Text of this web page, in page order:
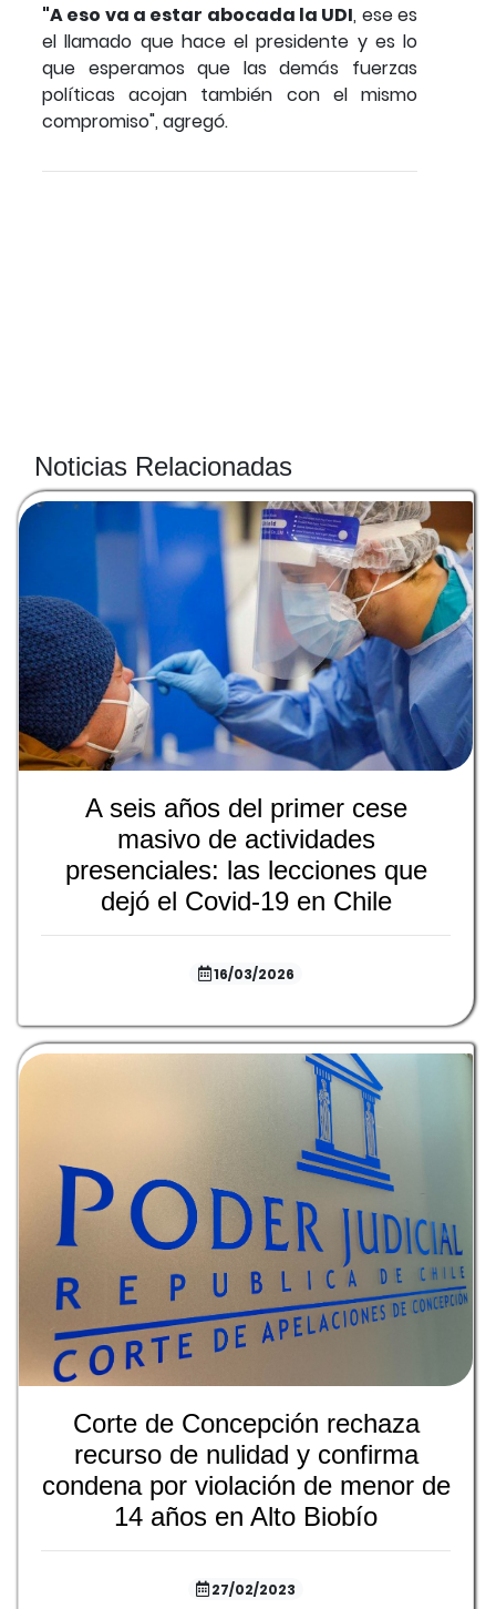
"A eso va a estar abocada la UDI, ese es
el llamado que hace el presidente y es lo
que esperamos que las demás fuerzas
políticas acojan también con el mismo
compromiso", agregó.
Noticias Relacionadas
A seis años del primer cese
masivo de actividades
presenciales: las lecciones que
dejó el Covid-19 en Chile
16/03/2026
Corte de Concepción rechaza
recurso de nulidad y confirma
condena por violación de menor de
14 años en Alto Biobío
27/02/2023